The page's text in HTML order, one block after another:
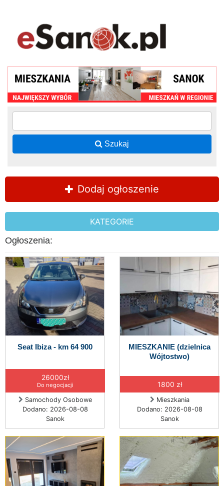
Szukaj
Dodaj ogłoszenie
KATEGORIE
Ogłoszenia:
Seat Ibiza - km 64 900
26000zł
Do negocjacji
Samochody Osobowe
Dodano: 2026-08-08
Sanok
MIESZKANIE (dzielnica
Wójtostwo)
1800 zł
Mieszkania
Dodano: 2026-08-08
Sanok